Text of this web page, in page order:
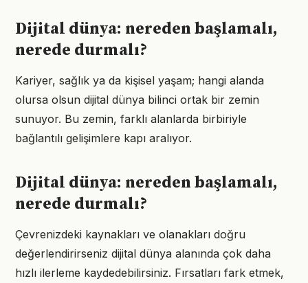
Dijital dünya: nereden başlamalı,
nerede durmalı?
Kariyer, sağlık ya da kişisel yaşam; hangi alanda
olursa olsun dijital dünya bilinci ortak bir zemin
sunuyor. Bu zemin, farklı alanlarda birbiriyle
bağlantılı gelişimlere kapı aralıyor.
Dijital dünya: nereden başlamalı,
nerede durmalı?
Çevrenizdeki kaynakları ve olanakları doğru
değerlendirirseniz dijital dünya alanında çok daha
hızlı ilerleme kaydedebilirsiniz. Fırsatları fark etmek,